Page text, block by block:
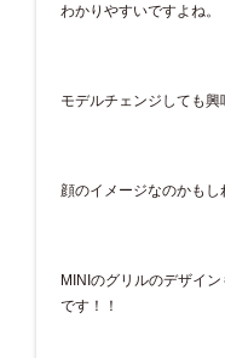
わかりやすいですよね。
モデルチェンジしても
顔のイメージなのかもし
MINIのグリルのデザイ
です！！